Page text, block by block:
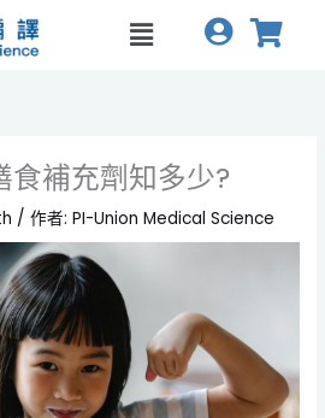
Menu
食補充劑知多少?
/ 作者:PI-Union Medical Science